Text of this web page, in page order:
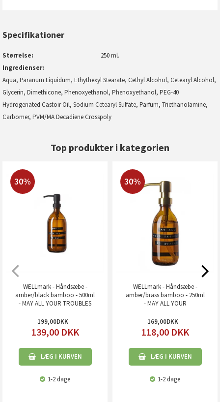
Specifikationer
Størrelse
250 ml.
Ingredienser
Aqua, Paranum Liquidum, Ethythexyl Stearate, Cethyl Alcohol, Cetearyl Alcohol,
Glycerin, Dimethicone, Phenoxyethanol, Phenoxyethanol, PEG-40
Hydrogenated Castoir Oil, Sodium Cetearyl Sulfate, Parfum, Triethanolamine,
Carbomer, PVM/MA Decadiene Crosspoly
Top produkter i kategorien
30%
WELLmark - Håndsæbe -
amber/black bamboo - 500ml
- MAY ALL YOUR TROUBLES
199,00
139,00 DKK
LÆG I KURVEN
1-2 dage
30%
WELLmark - Håndsæbe -
amber/brass bamboo - 250ml
- MAY ALL YOUR
169,00
118,00 DKK
LÆG I KURVEN
1-2 dage